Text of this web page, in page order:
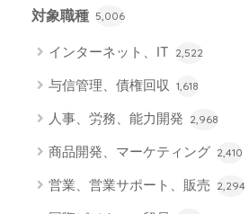
対象職種 5,006
インターネット、IT 2,522
与信管理、債権回収 1,618
人事、労務、能力開発 2,968
商品開発、マーケティング 2,410
営業、営業サポート、販売 2,294